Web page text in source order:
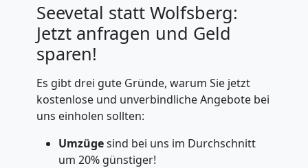
Seevetal statt Wolfsberg:
Jetzt anfragen und Geld
sparen!
Es gibt drei gute Gründe, warum Sie jetzt
kostenlose und unverbindliche Angebote bei
uns einholen sollten:
Umzügesind bei uns im Durchschnitt
um 20% günstiger!